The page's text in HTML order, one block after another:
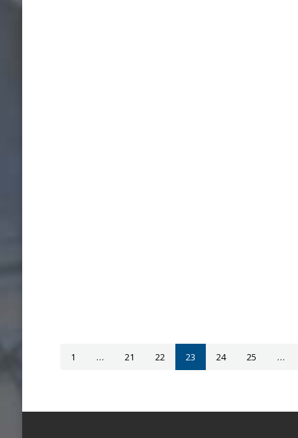
1 … 21 22 23 24 25 …